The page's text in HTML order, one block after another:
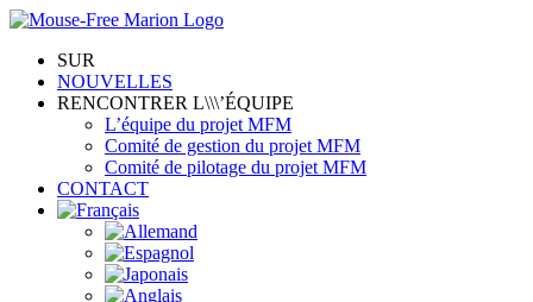
Skip
contentSUR
NOUVELLES
RENCONTRER L\\\’ÉQUIPE
L’équipe du projet MFM
Comité de gestion du projet MFM
Comité de pilotage du projet MFM
CONTACT